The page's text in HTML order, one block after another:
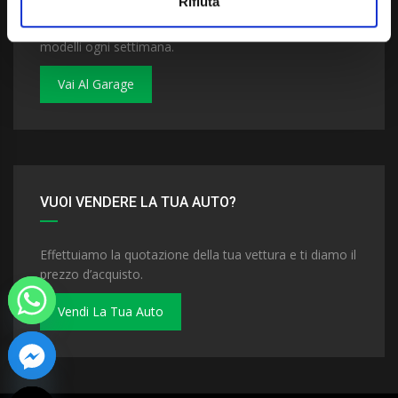
Dai un'occhiata al nostro garage. Troverai nuovi
modelli ogni settimana.
Vai Al Garage
VUOI VENDERE LA TUA AUTO?
Effettuiamo la quotazione della tua vettura e ti diamo il
prezzo d’acquisto.
Vendi La Tua Auto